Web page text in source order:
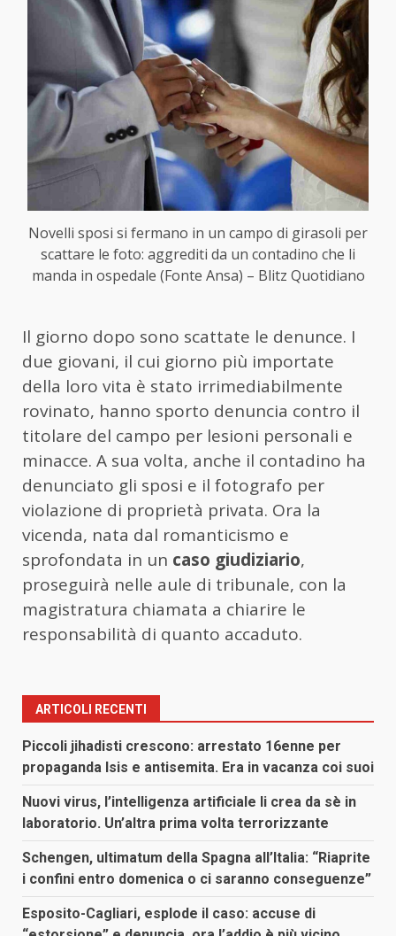
Novelli sposi si fermano in un campo di girasoli per
scattare le foto: aggrediti da un contadino che li
manda in ospedale (Fonte Ansa) – Blitz Quotidiano
Il giorno dopo sono scattate le denunce. I
due giovani, il cui giorno più importate
della loro vita è stato irrimediabilmente
rovinato, hanno sporto denuncia contro il
titolare del campo per lesioni personali e
minacce. A sua volta, anche il contadino ha
denunciato gli sposi e il fotografo per
violazione di proprietà privata. Ora la
vicenda, nata dal romanticismo e
sprofondata in un caso giudiziario,
proseguirà nelle aule di tribunale, con la
magistratura chiamata a chiarire le
responsabilità di quanto accaduto.
ARTICOLI RECENTI
Piccoli jihadisti crescono: arrestato 16enne per
propaganda Isis e antisemita. Era in vacanza coi suoi
Nuovi virus, l’intelligenza artificiale li crea da sè in
laboratorio. Un’altra prima volta terrorizzante
Schengen, ultimatum della Spagna all’Italia: “Riaprite
i confini entro domenica o ci saranno conseguenze”
Esposito-Cagliari, esplode il caso: accuse di